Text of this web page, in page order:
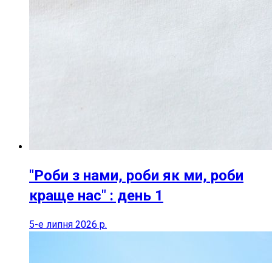
"Роби з нами, роби як ми, роби
краще нас" : день 1
5-е липня 2026 р.